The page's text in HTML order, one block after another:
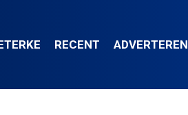
RECENT ADVERTEREN